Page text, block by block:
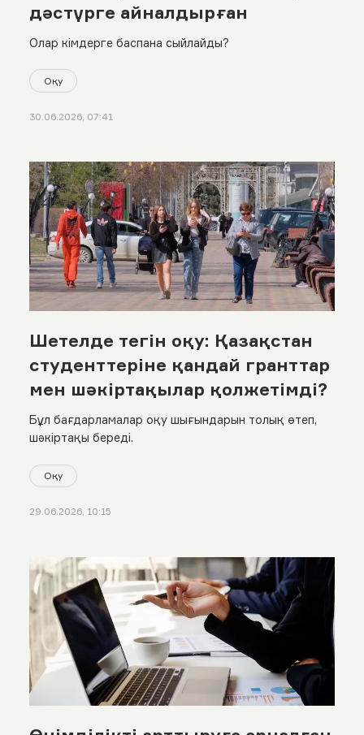
дәстүрге айналдырған
Олар кімдерге баспана сыйлайды?
Оқу
30.06.2026, 07:41
Шетелде тегін оқу: Қазақстан
студенттеріне қандай гранттар
мен шәкіртақылар қолжетімді?
Бұл бағдарламалар оқу шығындарын толық өтеп,
шәкіртақы береді.
Оқу
29.06.2026, 10:15